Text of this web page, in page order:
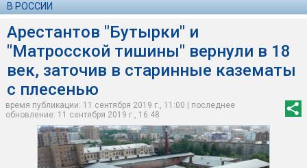
В РОССИИ
Арестантов "Бутырки" и
"Матросской тишины" вернули в 18
век, заточив в старинные казематы
с плесенью
время публикации: 11 сентября 2019 г., 11:00 | последнее
обновление: 11 сентября 2019 г., 16:48